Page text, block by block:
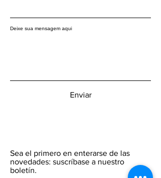
Deixe sua mensagem aqui
Enviar
Sea el primero en enterarse de las
novedades: suscríbase a nuestro
boletín.